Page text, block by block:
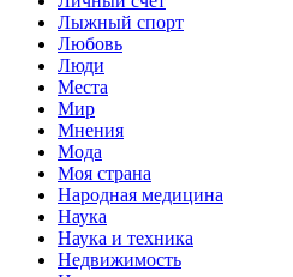
Лыжный спорт
Любовь
Люди
Места
Мир
Мнения
Мода
Моя страна
Народная медицина
Наука
Наука и техника
Недвижимость